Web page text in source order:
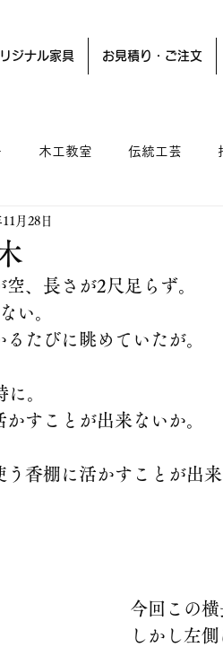
ジナル家具 お見積り・ご注文
木工教室 伝統工芸
月28日
、長さが2尺足らず。
い。
たびに眺めていたが。
。
すことが出来ないか。
香棚に活かすことが出来
今回この
しかし左